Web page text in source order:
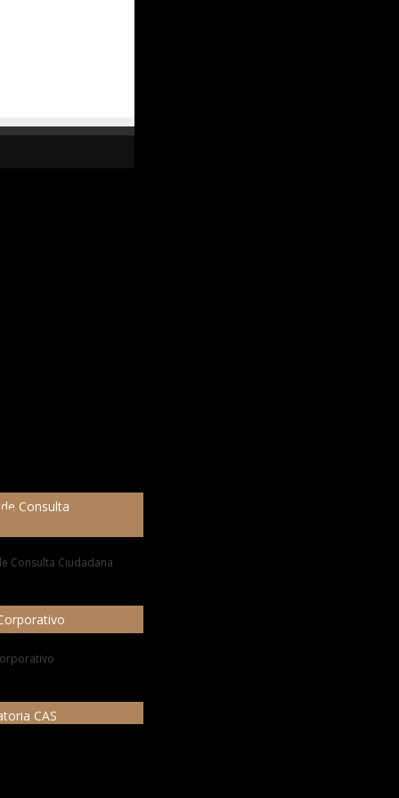
Consulta
CAS